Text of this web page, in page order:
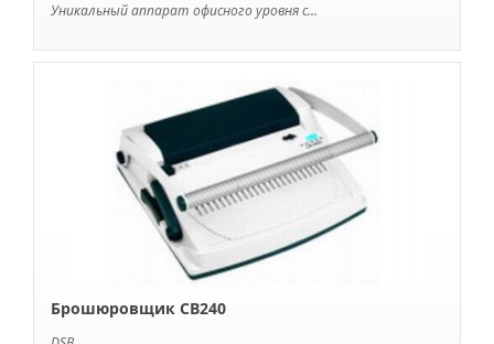
Уникальный аппарат офисного уровня с...
Брошюровщик CB240